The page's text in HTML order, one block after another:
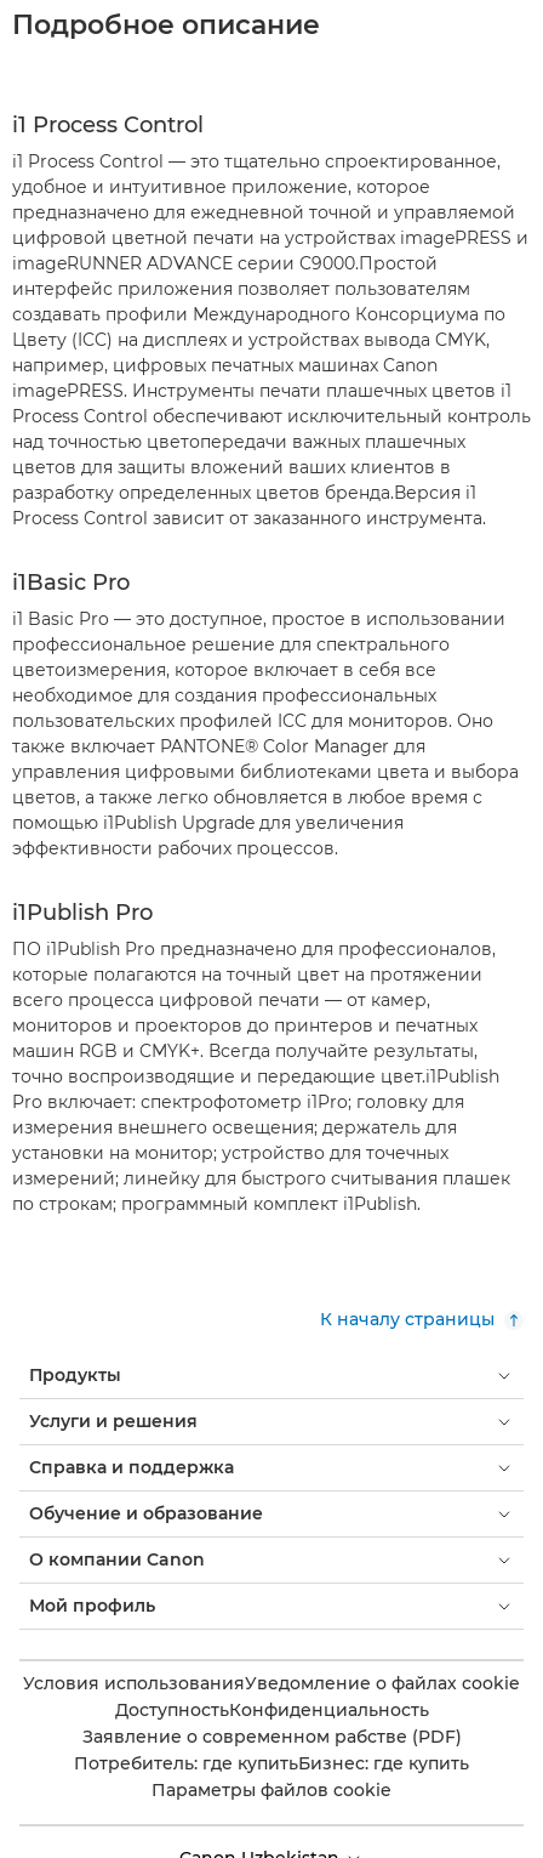
Подробное описание
i1 Process Control
i1 Process Control — это тщательно спроектированное,
удобное и интуитивное приложение, которое
предназначено для ежедневной точной и управляемой
цифровой цветной печати на устройствах imagePRESS и
imageRUNNER ADVANCE серии C9000.Простой
интерфейс приложения позволяет пользователям
создавать профили Международного Консорциума по
Цвету (ICC) на дисплеях и устройствах вывода CMYK,
например, цифровых печатных машинах Canon
imagePRESS. Инструменты печати плашечных цветов i1
Process Control обеспечивают исключительный контроль
над точностью цветопередачи важных плашечных
цветов для защиты вложений ваших клиентов в
разработку определенных цветов бренда.Версия i1
Process Control зависит от заказанного инструмента.
i1Basic Pro
i1 Basic Pro — это доступное, простое в использовании
профессиональное решение для спектрального
цветоизмерения, которое включает в себя все
необходимое для создания профессиональных
пользовательских профилей ICC для мониторов. Оно
также включает PANTONE® Color Manager для
управления цифровыми библиотеками цвета и выбора
цветов, а также легко обновляется в любое время с
помощью i1Publish Upgrade для увеличения
эффективности рабочих процессов.
i1Publish Pro
ПО i1Publish Pro предназначено для профессионалов,
которые полагаются на точный цвет на протяжении
всего процесса цифровой печати — от камер,
мониторов и проекторов до принтеров и печатных
машин RGB и CMYK+. Всегда получайте результаты,
точно воспроизводящие и передающие цвет.i1Publish
Pro включает: спектрофотометр i1Pro; головку для
измерения внешнего освещения; держатель для
установки на монитор; устройство для точечных
измерений; линейку для быстрого считывания плашек
по строкам; программный комплект i1Publish.
К началу страницы
Продукты
Услуги и решения
Справка и поддержка
Обучение и образование
О компании Canon
Мой профиль
Условия использованияУведомление о файлах cookie
ДоступностьКонфиденциальность
Заявление о современном рабстве (PDF)
Потребитель: где купитьБизнес: где купить
Параметры файлов cookie